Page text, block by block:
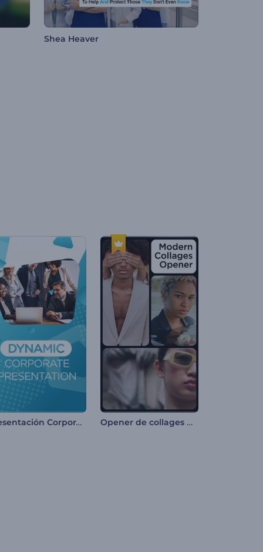
Shea Heaver
Presentación Corporativa Dinámica Opener de collages modernos